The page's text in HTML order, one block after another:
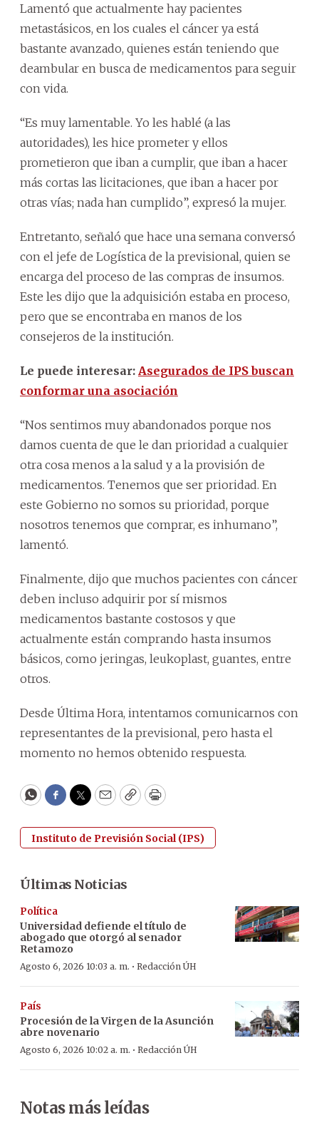
Lamentó que actualmente hay pacientes
metastásicos, en los cuales el cáncer ya está
bastante avanzado, quienes están teniendo que
deambular en busca de medicamentos para seguir
con vida.
“Es muy lamentable. Yo les hablé (a las
autoridades), les hice prometer y ellos
prometieron que iban a cumplir, que iban a hacer
más cortas las licitaciones, que iban a hacer por
otras vías; nada han cumplido”, expresó la mujer.
Entretanto, señaló que hace una semana conversó
con el jefe de Logística de la previsional, quien se
encarga del proceso de las compras de insumos.
Este les dijo que la adquisición estaba en proceso,
pero que se encontraba en manos de los
consejeros de la institución.
Le puede interesar: Asegurados de IPS buscan
conformar una asociación
“Nos sentimos muy abandonados porque nos
damos cuenta de que le dan prioridad a cualquier
otra cosa menos a la salud y a la provisión de
medicamentos. Tenemos que ser prioridad. En
este Gobierno no somos su prioridad, porque
nosotros tenemos que comprar, es inhumano”,
lamentó.
Finalmente, dijo que muchos pacientes con cáncer
deben incluso adquirir por sí mismos
medicamentos bastante costosos y que
actualmente están comprando hasta insumos
básicos, como jeringas, leukoplast, guantes, entre
otros.
Desde Última Hora, intentamos comunicarnos con
representantes de la previsional, pero hasta el
momento no hemos obtenido respuesta.
WhatsApp
Facebook
Twitter
EmailCopyPrint
Instituto de Previsión Social (IPS)
Últimas Noticias
Política
Universidad defiende el título de
abogado que otorgó al senador
Retamozo
Agosto 6, 2026 10:03 a. m. · Redacción ÚH
País
Procesión de la Virgen de la Asunción
abre novenario
Agosto 6, 2026 10:02 a. m. · Redacción ÚH
Notas más leídas